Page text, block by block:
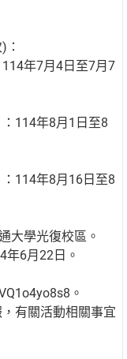
年7月4日至7月7
114年8月1日至8
114年8月16日至8
大學光復校區。
年6月22日。
。
有關活動相關事宜